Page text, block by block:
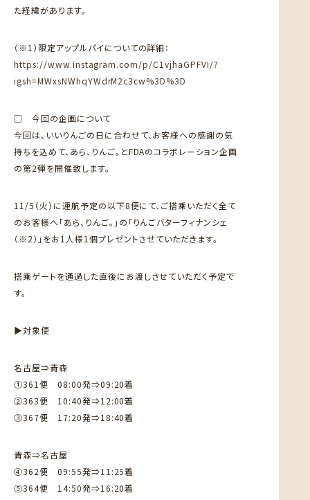
た経緯があります。
（※1）限定アップルパイについての詳細：
https://www.instagram.com/p/C1vjhaGPFVI/?
igsh=MWxsNWhqYWdrM2c3cw%3D%3D
□ 今回の企画について
今回は、いいりんごの日に合わせて、お客様への感謝の気
持ちを込めて、あら、りんご。とFDAのコラボレーション企画
の第2弾を開催致します。
11/5（火）に運航予定の以下8便にて、ご搭乗いただく全て
のお客様へ「あら、りんご。」の「りんごバターフィナンシェ
（※2）」をお1人様1個プレゼントさせていただきます。
搭乗ゲートを通過した直後にお渡しさせていただく予定で
す。
▶対象便
名古屋⇒青森
①361便 08:00発⇒09:20着
②363便 10:40発⇒12:00着
③367便 17:20発⇒18:40着
青森⇒名古屋
④362便 09:55発⇒11:25着
⑤364便 14:50発⇒16:20着